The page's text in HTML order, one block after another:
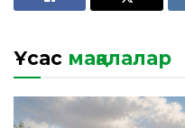
Ұқсас мақалалар